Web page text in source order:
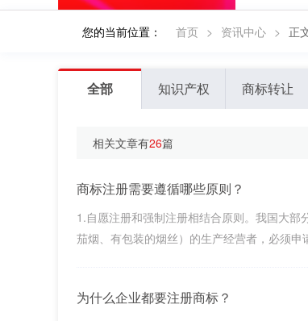
您的当前位置： 首页 > 资讯中心 > 正
全部 知识产权 商标转让
相关文章有26篇
商标注册需要遵循哪些原则？
1.自愿注册和强制注册相结合原则。我国大
茄烟、有包装的烟丝）的生产经营者，必须
为什么企业都要注册商标？